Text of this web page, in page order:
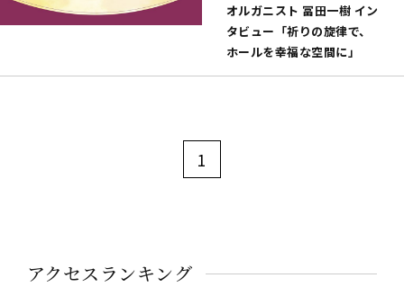
オルガニスト 冨田一樹 イン
タビュー「祈りの旋律で、
ホールを幸福な空間に」
1
アクセスランキング